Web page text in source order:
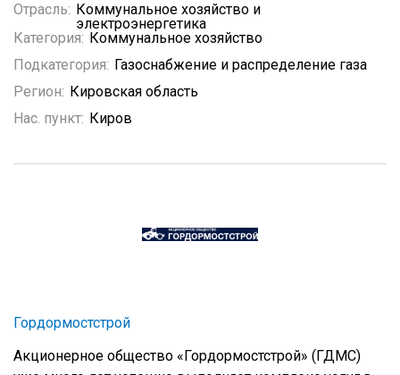
Отрасль: Коммунальное хозяйство и
электроэнергетика
Категория: Коммунальное хозяйство
Подкатегория: Газоснабжение и распределение газа
Регион: Кировская область
Нас. пункт: Киров
Гордормостстрой
Акционерное общество «Гордормостстрой» (ГДМС)